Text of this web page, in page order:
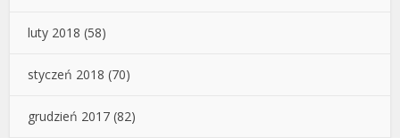
luty 2018 (58)
styczeń 2018 (70)
grudzień 2017 (82)